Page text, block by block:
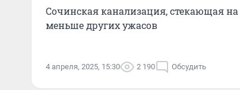
Сочинская канализация, стекающая
меньше других ужасов
4 апреля, 2025, 15:30 2 190 Обсудить